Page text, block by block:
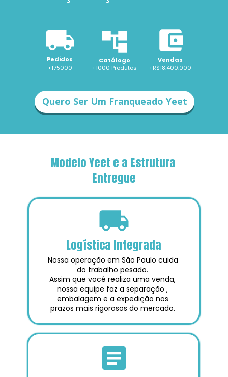
Pedidos Catálogo
Vendas
+175000
+R$18.400.000
+1000 Produtos
Quero Ser Um Franqueado Yeet
Modelo Yeet e a Estrutura
Entregue
Logística Integrada
Nossa operação em São Paulo cuida
do trabalho pesado.
Assim que você realiza uma venda,
nossa equipe faz a separação ,
embalagem e a expedição nos
prazos mais rigorosos do mercado.